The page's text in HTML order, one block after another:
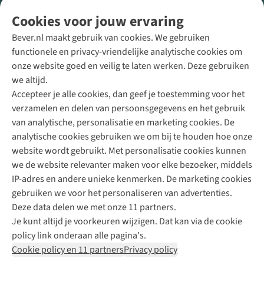
Cookies voor jouw ervaring
Bever.nl maakt gebruik van cookies. We gebruiken
functionele en privacy-vriendelijke analytische cookies om
onze website goed en veilig te laten werken. Deze gebruiken
we altijd.
Accepteer je alle cookies, dan geef je toestemming voor het
verzamelen en delen van persoonsgegevens en het gebruik
van analytische, personalisatie en marketing cookies. De
analytische cookies gebruiken we om bij te houden hoe onze
website wordt gebruikt. Met personalisatie cookies kunnen
we de website relevanter maken voor elke bezoeker, middels
IP-adres en andere unieke kenmerken. De marketing cookies
gebruiken we voor het personaliseren van advertenties.
Deze data delen we met onze 11 partners.
Je kunt altijd je voorkeuren wijzigen. Dat kan via de cookie
policy link onderaan alle pagina's.
Cookie policy en 11 partnersPrivacy policy
Direct advies van een Buitenexpert
+31 (0)85 888 50 88
+31 6 12 28 49 80
Contactformulier